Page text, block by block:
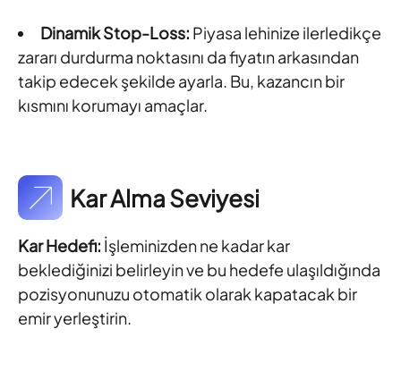
Dinamik Stop-Loss: Piyasa lehinize ilerledikçe
zararı durdurma noktasını da fiyatın arkasından
takip edecek şekilde ayarla. Bu, kazancın bir
kısmını korumayı amaçlar.
Kar Alma Seviyesi
Kar Hedefi: İşleminizden ne kadar kar
beklediğinizi belirleyin ve bu hedefe ulaşıldığında
pozisyonunuzu otomatik olarak kapatacak bir
emir yerleştirin.